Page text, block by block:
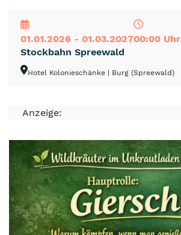
01.01.2026 - 01.03.202700:00 Uhr
Stockbahn Spreewald
Hotel Kolonieschänke | Burg (Spreewald)
Anzeige: